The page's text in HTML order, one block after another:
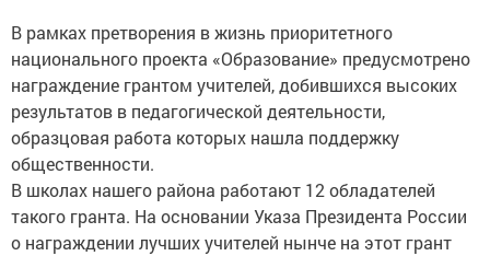
В рамках претворения в жизнь приоритетного
национального проекта «Образование» предусмотрено
награждение грантом учителей, добившихся высоких
результатов в педагогической деятельности,
образцовая работа которых нашла поддержку
общественности.
В школах нашего района работают 12 обладателей
такого гранта. На основании Указа Президента России
о награждении лучших учителей нынче на этот грант